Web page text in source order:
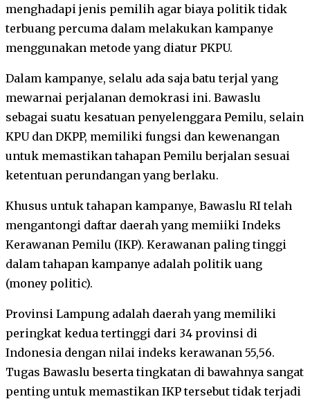
menghadapi jenis pemilih agar biaya politik tidak
terbuang percuma dalam melakukan kampanye
menggunakan metode yang diatur PKPU.
Dalam kampanye, selalu ada saja batu terjal yang
mewarnai perjalanan demokrasi ini. Bawaslu
sebagai suatu kesatuan penyelenggara Pemilu, selain
KPU dan DKPP, memiliki fungsi dan kewenangan
untuk memastikan tahapan Pemilu berjalan sesuai
ketentuan perundangan yang berlaku.
Khusus untuk tahapan kampanye, Bawaslu RI telah
mengantongi daftar daerah yang memiiki Indeks
Kerawanan Pemilu (IKP). Kerawanan paling tinggi
dalam tahapan kampanye adalah politik uang
(money politic).
Provinsi Lampung adalah daerah yang memiliki
peringkat kedua tertinggi dari 34 provinsi di
Indonesia dengan nilai indeks kerawanan 55,56.
Tugas Bawaslu beserta tingkatan di bawahnya sangat
penting untuk memastikan IKP tersebut tidak terjadi